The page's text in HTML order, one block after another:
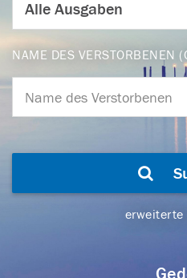
NAME DES VERSTORBENEN
erweiterte